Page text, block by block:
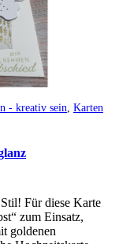
- kreativ sein Karten
Für diese Karte
zum Einsatz,
goldenen